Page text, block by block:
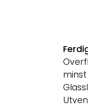
minst